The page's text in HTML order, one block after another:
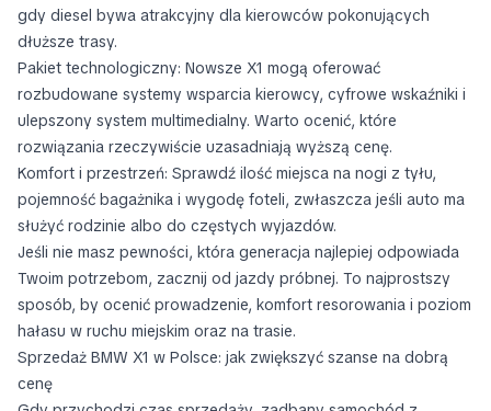
gdy diesel bywa atrakcyjny dla kierowców pokonujących
dłuższe trasy.
Pakiet technologiczny: Nowsze X1 mogą oferować
rozbudowane systemy wsparcia kierowcy, cyfrowe wskaźniki i
ulepszony system multimedialny. Warto ocenić, które
rozwiązania rzeczywiście uzasadniają wyższą cenę.
Komfort i przestrzeń: Sprawdź ilość miejsca na nogi z tyłu,
pojemność bagażnika i wygodę foteli, zwłaszcza jeśli auto ma
służyć rodzinie albo do częstych wyjazdów.
Jeśli nie masz pewności, która generacja najlepiej odpowiada
Twoim potrzebom, zacznij od jazdy próbnej. To najprostszy
sposób, by ocenić prowadzenie, komfort resorowania i poziom
hałasu w ruchu miejskim oraz na trasie.
Sprzedaż BMW X1 w Polsce: jak zwiększyć szanse na dobrą
cenę